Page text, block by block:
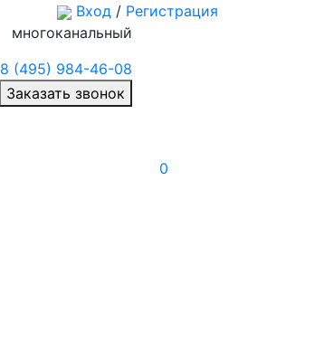
Вход / Регистрация
многоканальный
8 (495) 984-46-08
Заказать звонок
0